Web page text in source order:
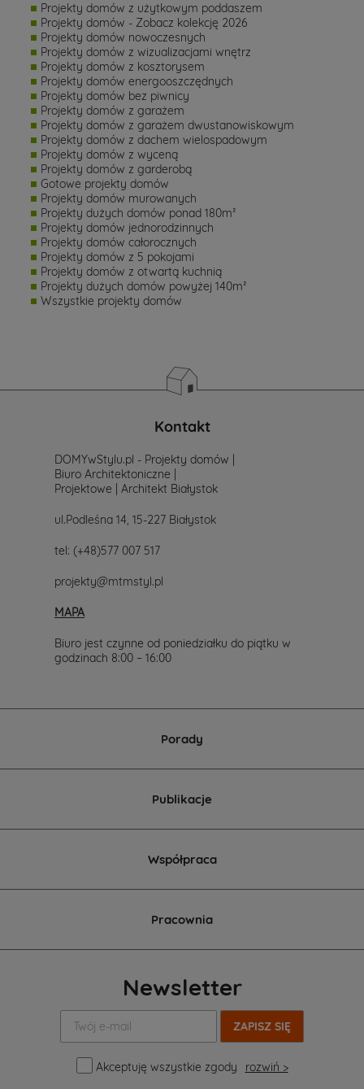
Projekty domów z użytkowym poddaszem
Projekty domów - Zobacz kolekcję 2026
Projekty domów nowoczesnych
Projekty domów z wizualizacjami wnętrz
Projekty domów z kosztorysem
Projekty domów energooszczędnych
Projekty domów bez piwnicy
Projekty domów z garażem
Projekty domów z garażem dwustanowiskowym
Projekty domów z dachem wielospadowym
Projekty domów z wyceną
Projekty domów z garderobą
Gotowe projekty domów
Projekty domów murowanych
Projekty dużych domów ponad 180m²
Projekty domów jednorodzinnych
Projekty domów całorocznych
Projekty domów z 5 pokojami
Projekty domów z otwartą kuchnią
Projekty dużych domów powyżej 140m²
Wszystkie projekty domów
Kontakt
DOMYwStylu.pl - Projekty domów |
Biuro Architektoniczne |
Projektowe | Architekt Białystok
ul.Podleśna 14, 15-227 Białystok
tel: (+48)577 007 517
projekty@mtmstyl.pl
MAPA
Biuro jest czynne od poniedziałku do piątku w
godzinach 8:00 – 16:00
Porady
Publikacje
Współpraca
Pracownia
Newsletter
mail:
Akceptuję wszystkie zgody
rozwiń >